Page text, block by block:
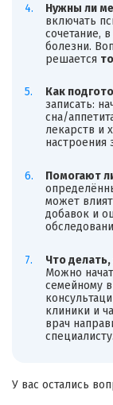
Нужны ли
включать
сочетание,
болезни.
решается
Как
записать:
сна/
лекарств и
настроения
Помогают
может
добавок и
Что делать,
Можно
семейному
клиники и
врач
специалисту.
У вас остались